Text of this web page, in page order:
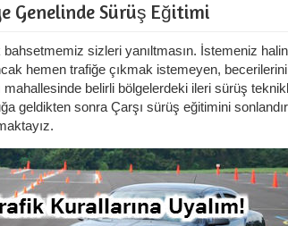
Genelinde Sürüş Eğitimi
sizleri yanıltmasın. İstemeniz
hemen trafiğe çıkmak istemeyen,
belirli bölgelerdeki ileri sürüş
geldikten sonra Çarşı sürüş eğitimini